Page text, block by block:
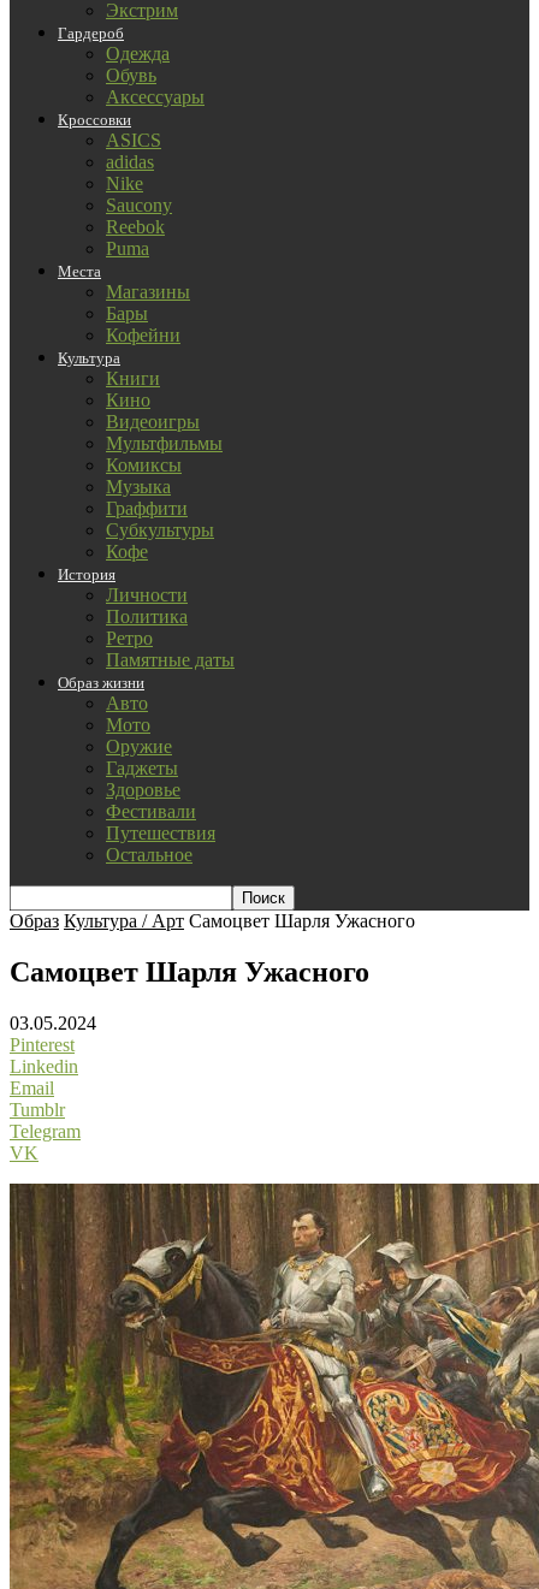
Экстрим
Гардероб
Одежда
Обувь
Аксессуары
Кроссовки
ASICS
adidas
Nike
Saucony
Reebok
Puma
Места
Магазины
Бары
Кофейни
Культура
Книги
Кино
Видеоигры
Мультфильмы
Комиксы
Музыка
Граффити
Субкультуры
Кофе
История
Личности
Политика
Ретро
Памятные даты
Образ жизни
Авто
Мото
Оружие
Гаджеты
Здоровье
Фестивали
Путешествия
Остальное
Образ Культура / Арт Самоцвет Шарля Ужасного
Самоцвет Шарля Ужасного
03.05.2024
Pinterest
Linkedin
Email
Tumblr
Telegram
VK